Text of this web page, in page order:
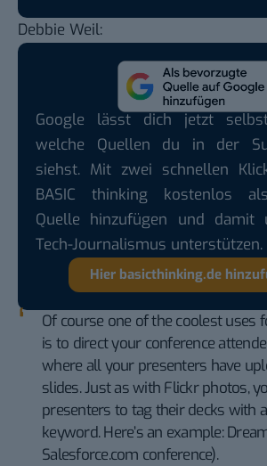
Debbie Weil:
Google lässt dich jetzt
welche Quellen du in der
siehst. Mit zwei schnellen
BASIC thinking kostenlos
Quelle hinzufügen und damit
Tech-Journalismus unterstützen.
Hier basicthinking.de
Of course one of the coolest uses
is to direct your conference
where all your presenters have
slides. Just as with Flickrphotos,
presenters to tag their decks with
keyword. Here’s an example:
Salesforce.com conference).